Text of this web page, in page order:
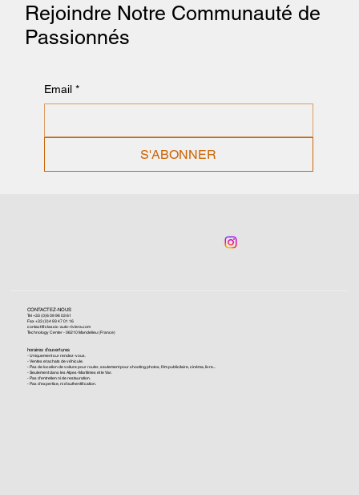
Rejoindre Notre Communauté de
Passionnés
Email *
S'ABONNER
CONTACTEZ-NOUS
Tel +33 (0)6 09 96 03 61
Fax +33 (0)4 93 47 01 16
contact@classic-auto-riviera.com
Technology Center - 06210 Mandelieu (France)
horaires d'ouvertures
- Uniquement sur rendez-vous.
- Ventes et achats de véhicule.
- Pas de location de voiture pour rouler, seulement pour shooting photos, film publicitaire, cinéma, livre...
- Seulement dans les Alpes-Maritimes et le Var.
- Pas d'entretien ni de restauration.
- Pas d'expertise, ni d'authentification.